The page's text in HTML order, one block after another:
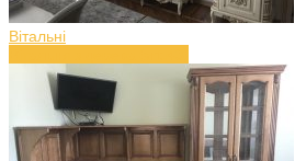
Вітальні